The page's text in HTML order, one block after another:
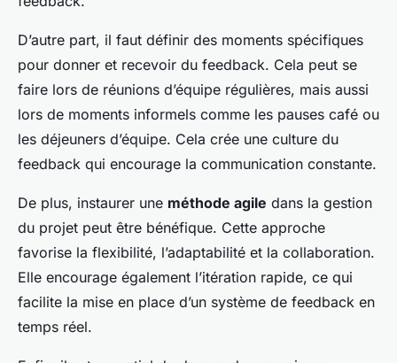
D’autre part, il faut définir des moments spécifiques
pour donner et recevoir du feedback. Cela peut se
faire lors de réunions d’équipe régulières, mais aussi
lors de moments informels comme les pauses café ou
les déjeuners d’équipe. Cela crée une culture du
feedback qui encourage la communication constante.
De plus, instaurer une méthode agile dans la gestion
du projet peut être bénéfique. Cette approche
favorise la flexibilité, l’adaptabilité et la collaboration.
Elle encourage également l’itération rapide, ce qui
facilite la mise en place d’un système de feedback en
temps réel.